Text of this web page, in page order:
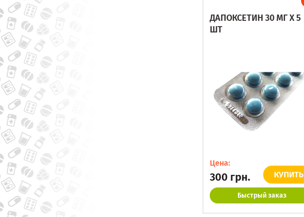
ДАПОКСЕТИН 30 МГ X 5
ШТ
Цена:
300 грн. КУПИТЬ
Быстрый заказ